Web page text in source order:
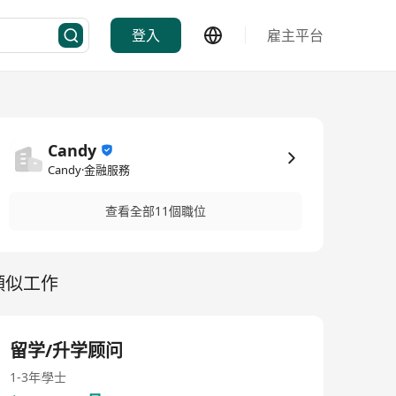
登入 雇主平台
Candy
Candy·金融服務
查看全部11個職位
似工作
留学/升学顾问
1-3年學士